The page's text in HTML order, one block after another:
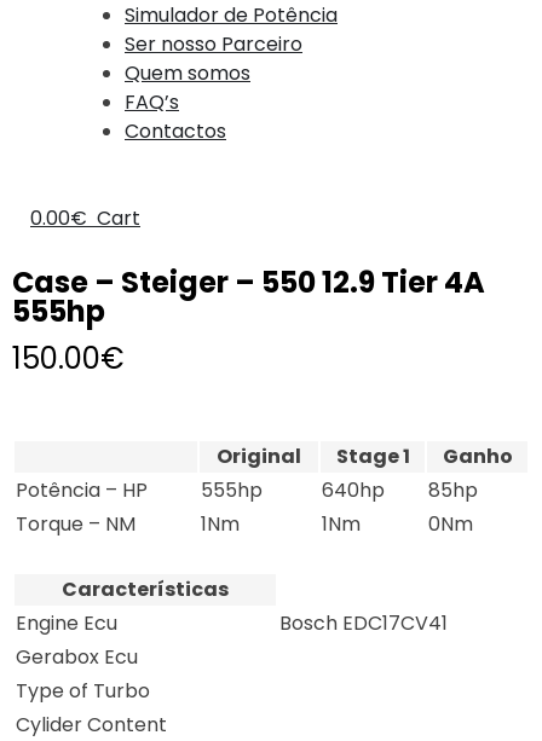
Simulador de Potência
Ser nosso Parceiro
Quem somos
FAQ’s
Contactos
0.00€ Cart
Case – Steiger – 550 12.9 Tier 4A
555hp
150.00€
Original Stage 1
Ganho
Potência – HP
555hp 640hp
85hp
Torque – NM
1Nm 1Nm 0Nm
Características
Engine Ecu
Bosch EDC17CV41
Gerabox Ecu
Type of Turbo
Cylider Content